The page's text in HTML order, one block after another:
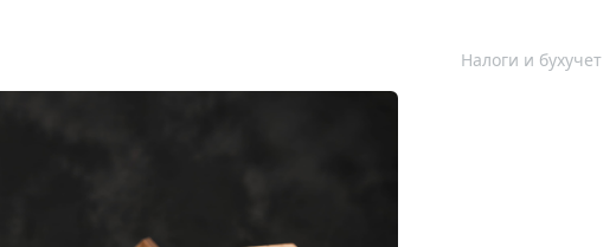
Налоги и бухучет